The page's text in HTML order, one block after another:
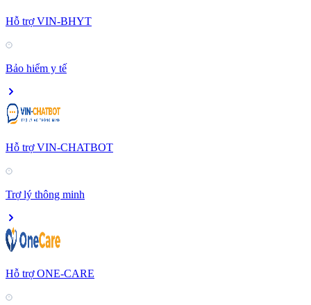
Hỗ trợ VIN-BHYT
Bảo hiểm y tế
Hỗ trợ VIN-CHATBOT
Trợ lý thông minh
Hỗ trợ ONE-CARE